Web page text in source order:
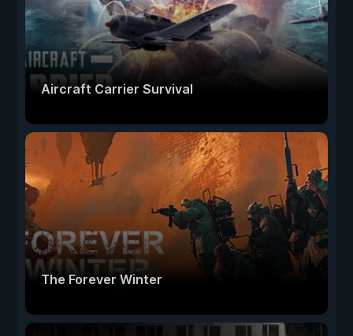
Aircraft Carrier Survival
The Forever Winter